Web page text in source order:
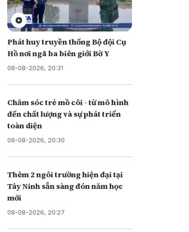
Phát huy truyền thống Bộ đội Cụ
Hồ nơi ngã ba biên giới Bờ Y
08-08-2026, 20:31
Chăm sóc trẻ mồ côi - từ mô hình
đến chất lượng và sự phát triển
toàn diện
08-08-2026, 20:30
Thêm 2 ngôi trường hiện đại tại
Tây Ninh sẵn sàng đón năm học
mới
08-08-2026, 20:27